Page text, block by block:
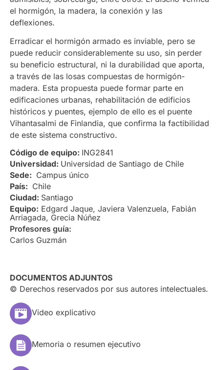
Código de equipo: ING2841
Universidad: Universidad de Santiago de Chile
Sede: Campus único
País: Chile
Ciudad: Santiago
Equipo: Edgard Jaque, Javiera Valenzuela, Fabián
Arriagada, Grecia Núñez
Profesores guía:
Carlos Guzmán
DOCUMENTOS ADJUNTOS
© Derechos reservados por sus autores intelectuales.
Video explicativo
Memoria o resumen ejecutivo
el hormigón, la madera, la conexión y las
deflexiones.
Erradicar el hormigón armado es inviable, pero se
puede reducir considerablemente su uso, sin perder
su beneficio estructural, ni la durabilidad que aporta,
a través de las losas compuestas de hormigón-
madera. Esta propuesta puede formar parte en
edificaciones urbanas, rehabilitación de edificios
históricos y puentes, ejemplo de ello es el puente
Vihantasalmi de Finlandia, que confirma la factibilidad
de este sistema constructivo.